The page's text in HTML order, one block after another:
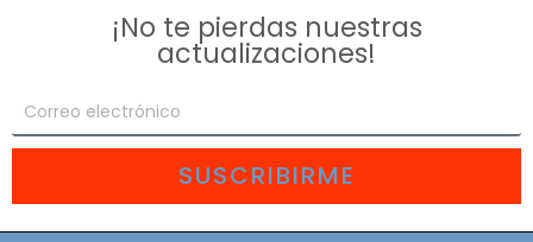
¡No te pierdas nuestras
actualizaciones!
SUSCRIBIRME